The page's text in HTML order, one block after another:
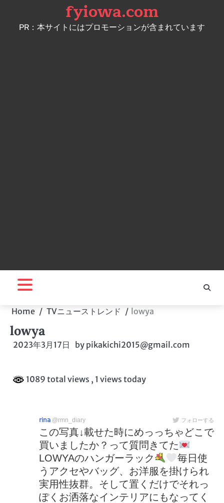
content
fyiowa.com
PR：本サイトにはプロモーションが含まれています
Home TVニューストレンド lowya
lowya
2023年3月17日 by pikakichi2015@gmail.com
1089 total views , 1 views today
𝗋𝗂𝗇𝖺 @rmn_diary フォローする
この写真↓載せた時にめっっちゃどこで
買いましたか？って質問きてた
LOWYAのハンガーラック
毎日使
うアクセやバッグ、お洋服を掛けられ
実用性抜群。そして置くだけでそれっ
ぽくお洒落なインテリアにもなってく